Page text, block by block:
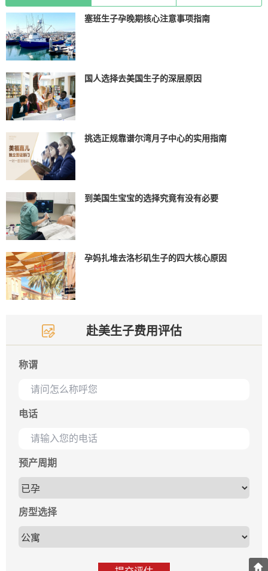
塞班生子孕晚期核心注意事项指南
国人选择去美国生子的深层原因
挑选正规靠谱尔湾月子中心的实用指南
到美国生宝宝的选择究竟有没有必要
孕妈扎堆去洛杉矶生子的四大核心原因
赴美生子费用评估
称谓
电话
预产周期
房型选择